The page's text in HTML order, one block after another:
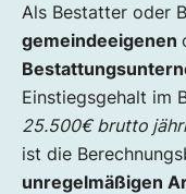
Als Bestatter oder
gemeindeeigenen
Einstiegsgehalt im
25.500€ brutto
ist die
unregelmäßigen